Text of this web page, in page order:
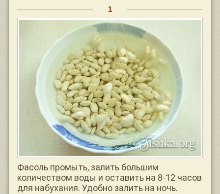
Фасоль промыть, залить большим
количеством воды и оставить на 8-12 часов
для набухания. Удобно залить на ночь.